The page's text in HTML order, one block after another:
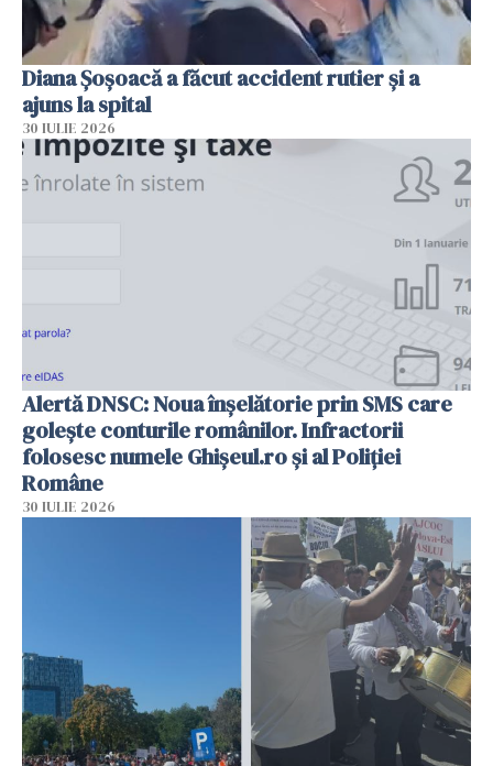
Diana Șoșoacă a făcut accident rutier și a
ajuns la spital
30 IULIE 2026
Alertă DNSC: Noua înșelătorie prin SMS care
golește conturile românilor. Infractorii
folosesc numele Ghișeul.ro și al Poliției
Române
30 IULIE 2026